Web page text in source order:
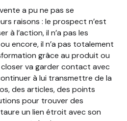
a pu ne pas se
raisons : le prospect n’est
à l’action, il n’a pas les
encore, il n’a pas totalement
grâce au produit ou
va garder contact avec
à lui transmettre de la
des articles, des points
pour trouver des
un lien étroit avec son